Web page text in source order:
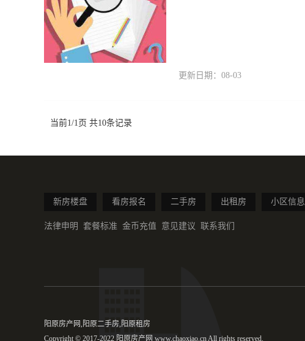
更新日期：08-03
当前1/1页 共10条记录
新房楼盘 看房报名 二手房 出租房 小区信息
法律申明 套餐标准 金币充值 意见建议 联系我们
阳原房产网,阳原二手房,阳原租房
Copyright © 2017-2022 阳原房产网 www.chaoxiao.cn All rights reserved.